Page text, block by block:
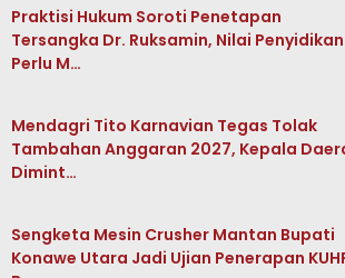
Praktisi Hukum Soroti Penetapan
Tersangka Dr. Ruksamin, Nilai Penyidikan
Perlu M…
Mendagri Tito Karnavian Tegas Tolak
Tambahan Anggaran 2027, Kepala
Dimint…
Sengketa Mesin Crusher Mantan Bupati
Konawe Utara Jadi Ujian Penerapan